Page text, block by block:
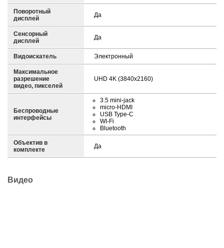
Поворотный
дисплей
Да
Сенсорный
дисплей
Да
Видоискатель Электронный
Максимальное
разрешение
видео, пикселей
UHD 4K (3840x2160)
Беспроводные
интерфейсы
3.5 mini-jack
micro-HDMI
USB Type-C
WI-Fi
Bluetooth
Объектив в
комплекте
Да
Видео